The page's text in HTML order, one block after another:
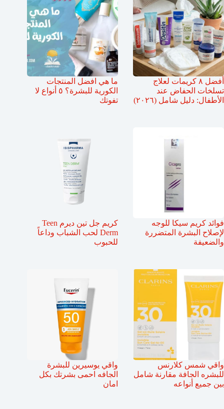
أفضل ٨ كريمات لعلاج
تسلخات الحفاض عند
الأطفال: دليل شامل (٢٠٢٦)
ما هي افضل المنتجات
الكورية للبشرة؟ ٥ أنواع لا
تفوتك
فوائد كريم سيكا للوجه
لإصلاح البشرة المتضررة
والضعيفة
كريم جل تين ديرم Teen
Derm لحب الشباب وداعاً
للحبوب
واقي شمس كلارنس
للبشره الجافة مقارنة شامل
بين جميع أنواعه
واقي يوسيرين للبشرة
الجافه احمى بشرتك بكل
امان